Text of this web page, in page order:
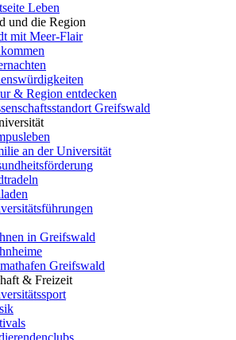
Leben
und die Region
mit Meer-Flair
& Region entdecken
Greifswald
an der Universität
in Greifswald
Greifswald
& Freizeit